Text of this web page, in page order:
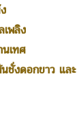
พลิง
เทศ
ชั่งดอกขาว แล